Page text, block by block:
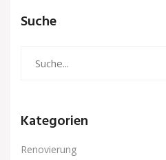
Suche
Kategorien
Renovierung